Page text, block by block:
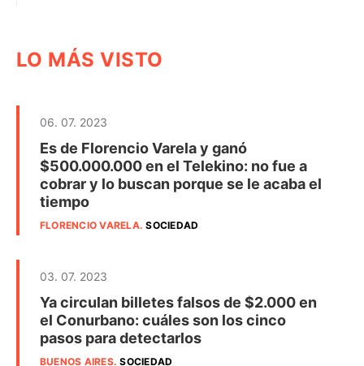
LO MÁS VISTO
06. 07. 2023
Es de Florencio Varela y ganó
$500.000.000 en el Telekino: no fue a
cobrar y lo buscan porque se le acaba el
tiempo
FLORENCIO VARELA.SOCIEDAD
03. 07. 2023
Ya circulan billetes falsos de $2.000 en
el Conurbano: cuáles son los cinco
pasos para detectarlos
BUENOS AIRES.SOCIEDAD